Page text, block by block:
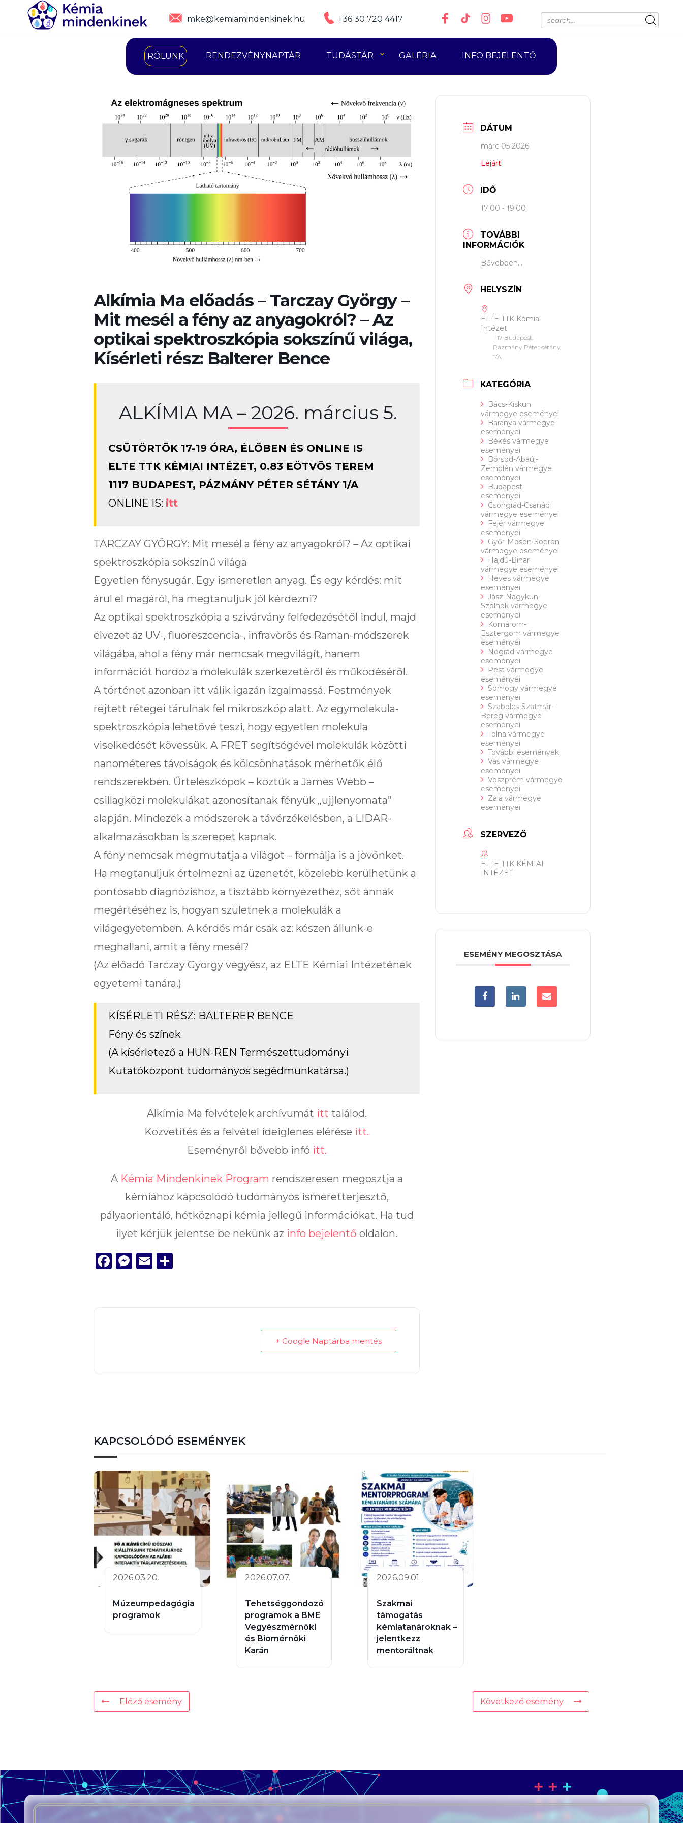
mke@kemiamindenkinek.hu +36 30 720 4417
RÓLUNK RENDEZVÉNYNAPTÁR TUDÁSTÁR GALÉRIA INFO BEJELENTŐ
Alkímia Ma előadás – Tarczay György –
Mit mesél a fény az anyagokról? – Az
optikai spektroszkópia sokszínű világa,
Kísérleti rész: Balterer Bence
ALKÍMIA MA – 2026. március 5.
CSÜTÖRTÖK 17-19 ÓRA, ÉLŐBEN ÉS ONLINE IS
ELTE TTK KÉMIAI INTÉZET, 0.83 EÖTVÖS TEREM
1117 BUDAPEST, PÁZMÁNY PÉTER SÉTÁNY 1/A
ONLINE IS: itt
TARCZAY GYÖRGY: Mit mesél a fény az anyagokról? – Az optikai
spektroszkópia sokszínű világa
Egyetlen fénysugár. Egy ismeretlen anyag. És egy kérdés: mit
árul el magáról, ha megtanuljuk jól kérdezni?
Az optikai spektroszkópia a szivárvány felfedezésétől indul, majd
elvezet az UV-, fluoreszcencia-, infravörös és Raman-módszerek
világába, ahol a fény már nemcsak megvilágít, hanem
információt hordoz a molekulák szerkezetéről és működéséről.
A történet azonban itt válik igazán izgalmassá. Festmények
rejtett rétegei tárulnak fel mikroszkóp alatt. Az egymolekula-
spektroszkópia lehetővé teszi, hogy egyetlen molekula
viselkedését kövessük. A FRET segítségével molekulák közötti
nanométeres távolságok és kölcsönhatások mérhetők élő
rendszerekben. Űrteleszkópok – köztük a James Webb –
csillagközi molekulákat azonosítanak fényük „ujjlenyomata”
alapján. Mindezek a módszerek a távérzékelésben, a LIDAR-
alkalmazásokban is szerepet kapnak.
A fény nemcsak megmutatja a világot – formálja is a jövőnket.
Ha megtanuljuk értelmezni az üzenetét, közelebb kerülhetünk a
pontosabb diagnózishoz, a tisztább környezethez, sőt annak
megértéséhez is, hogyan születnek a molekulák a
világegyetemben. A kérdés már csak az: készen állunk-e
meghallani, amit a fény mesél?
(Az előadó Tarczay György vegyész, az ELTE Kémiai Intézetének
egyetemi tanára.)
KÍSÉRLETI RÉSZ: BALTERER BENCE
Fény és színek
(A kísérletező a HUN-REN Természettudományi
Kutatóközpont tudományos segédmunkatársa.)
Alkímia Ma felvételek archívumát itt találod.
Közvetítés és a felvétel ideiglenes elérése itt.
Eseményről bővebb infó itt.
A Kémia Mindenkinek Program rendszeresen megosztja a
kémiához kapcsolódó tudományos ismeretterjesztő,
pályaorientáló, hétköznapi kémia jellegű információkat. Ha tud
ilyet kérjük jelentse be nekünk az info bejelentő oldalon.
Facebook
Messenger
Email
+ Google Naptárba mentés
DÁTUM
márc 05 2026
Lejárt!
IDŐ
17:00 - 19:00
TOVÁBBI
INFORMÁCIÓK
Bővebben...
HELYSZÍN
ELTE TTK Kémiai
Intézet
1117 Budapest,
Pázmány Péter sétány
1/A
KATEGÓRIA
Bács-Kiskun
vármegye eseményei
Baranya vármegye
eseményei
Békés vármegye
eseményei
Borsod-Abaúj-
Zemplén vármegye
eseményei
Budapest
eseményei
Csongrád-Csanád
vármegye eseményei
Fejér vármegye
eseményei
Győr-Moson-Sopron
vármegye eseményei
Hajdú-Bihar
vármegye eseményei
Heves vármegye
eseményei
Jász-Nagykun-
Szolnok vármegye
eseményei
Komárom-
Esztergom vármegye
eseményei
Nógrád vármegye
eseményei
Pest vármegye
eseményei
Somogy vármegye
eseményei
Szabolcs-Szatmár-
Bereg vármegye
eseményei
Tolna vármegye
eseményei
További események
Vas vármegye
eseményei
Veszprém vármegye
eseményei
Zala vármegye
eseményei
SZERVEZŐ
ELTE TTK KÉMIAI
INTÉZET
ESEMÉNY MEGOSZTÁSA
KAPCSOLÓDÓ ESEMÉNYEK
2026.03.20.
Múzeumpedagógia
programok
2026.07.07.
Tehetséggondozó
programok a BME
Vegyészmérnöki
és Biomérnöki
Karán
2026.09.01.
Szakmai
támogatás
kémiatanároknak –
jelentkezz
mentoráltnak
Előző esemény Következő esemény